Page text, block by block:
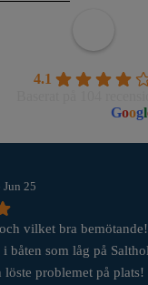
4.1
Googl
Jun 25
vilket bra
båten som låg på
löste problemet på